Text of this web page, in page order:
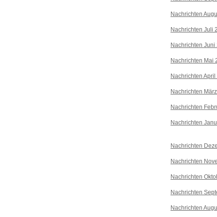
Nachrichten
Nachrichten Juli
Nachrichten Juni
Nachrichten Mai
Nachrichten
Nachrichten
Nachrichten
Nachrichten
Nachrichten
Nachrichten
Nachrichten
Nachrichten
Nachrichten